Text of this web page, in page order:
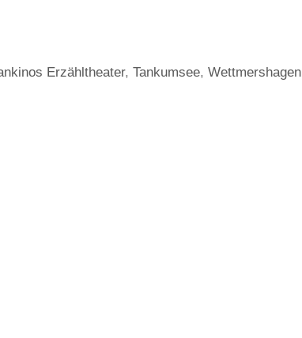
Erzähltheater,Tankumsee,Wettmershagen